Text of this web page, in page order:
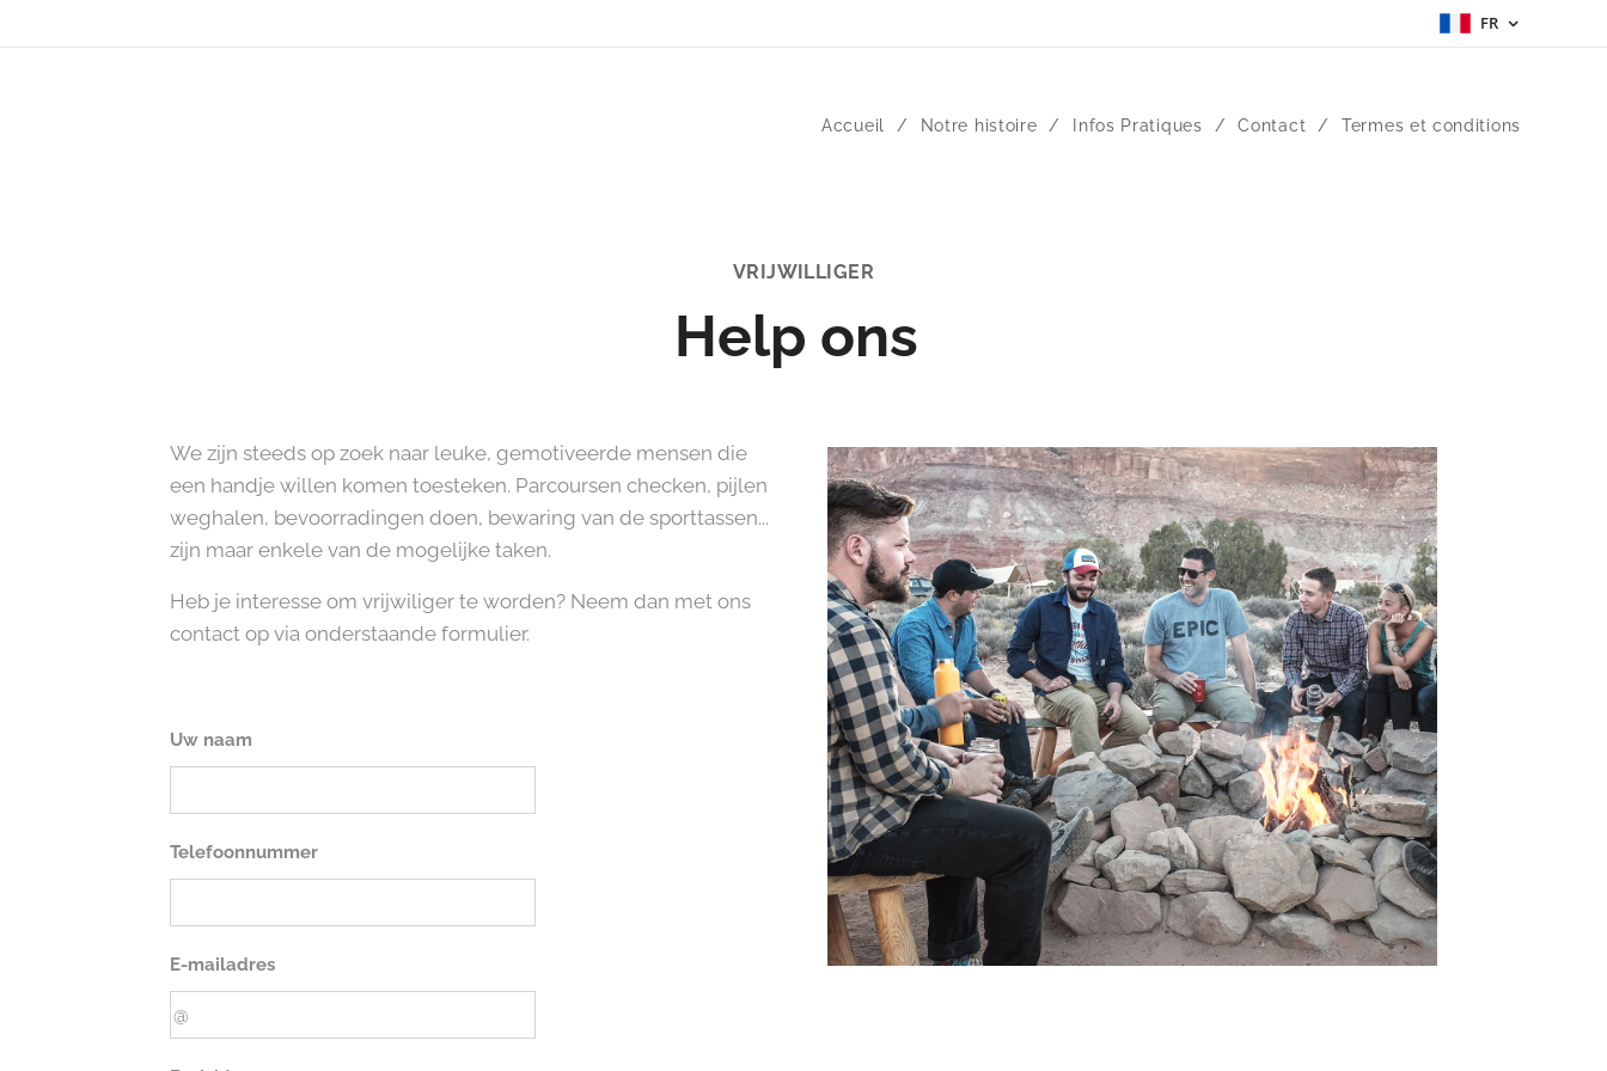
FR
Accueil Notre histoire Infos Pratiques Contact Termes et conditions
VRIJWILLIGER
Help ons
We zijn steeds op zoek naar leuke, gemotiveerde mensen die
een handje willen komen toesteken. Parcoursen checken, pijlen
weghalen, bevoorradingen doen, bewaring van de sporttassen...
zijn maar enkele van de mogelijke taken.
Heb je interesse om vrijwiliger te worden? Neem dan met ons
contact op via onderstaande formulier.
Uw naam
Telefoonnummer
E-mailadres